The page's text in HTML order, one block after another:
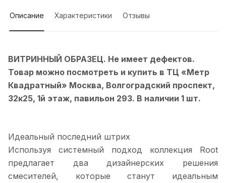
Описание Характеристики Отзывы
ВИТРИННЫЙ ОБРАЗЕЦ. Не имеет дефектов.
Товар можно посмотреть и купить в ТЦ «Метр
Квадратный» Москва, Волгоградский проспект,
32к25, 1й этаж, павильон 293. В наличии 1 шт.
Идеальный последний штрих
Используя системный подход коллекция Root
предлагает два дизайнерских решения
смесителей, которые станут идеальным